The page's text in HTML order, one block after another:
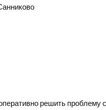
решить проблему